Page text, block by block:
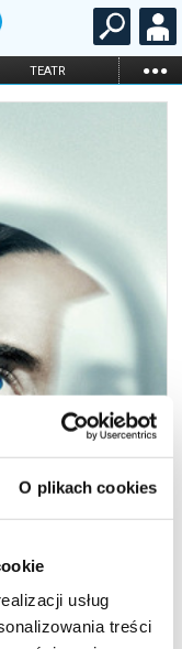
O plikach cookies
usług
treści
TEATR ...